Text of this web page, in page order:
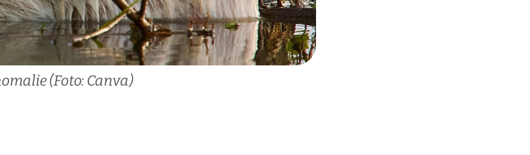
(Foto: Canva)